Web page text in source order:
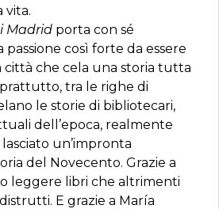
vita.
Madrid porta con sé
passione così forte da essere
città che cela una storia tutta
tra le righe di
le storie di bibliotecari,
dell’epoca, realmente
un’impronta
del Novecento. Grazie a
leggere libri che altrimenti
E grazie a María